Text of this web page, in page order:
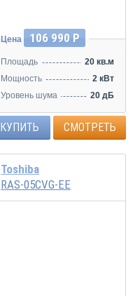
Цена 106 990 Р
Площадь
20 кв.м
Мощность
2 кВт
Уровень шума
20 дБ
КУПИТЬ СМОТРЕТЬ
Toshiba
RAS-05CVG-EE